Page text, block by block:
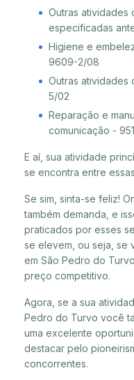
Outras atividades
especificadas
Higiene e
9609-2/08
Outras atividades
5/02
Reparação e
comunicação -
E aí, sua atividade
se encontra entre
Se sim, sinta-se feliz!
também demanda, e
praticados por esses
se elevem, ou seja, se
em São Pedro do
preço competitivo.
Agora, se a sua
Pedro do Turvo você
uma excelente
destacar pelo
concorrentes.